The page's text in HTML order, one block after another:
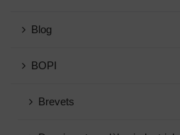
Blog
BOPI
Brevets